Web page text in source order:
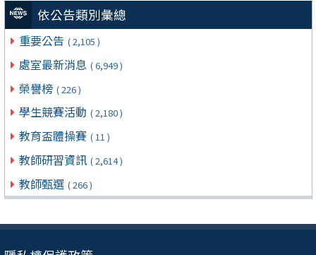
依公告類別彙總
重要公告 ( 2,105 )
處室最新消息 ( 6,949 )
榮譽榜 ( 226 )
學生競賽活動 ( 2,180 )
教育盃體操賽 ( 11 )
教師研習資訊 ( 2,614 )
教師甄選 ( 266 )